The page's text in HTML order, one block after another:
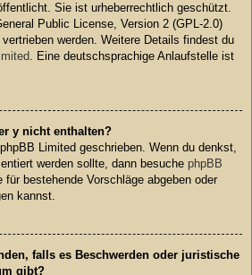
Sie ist urheberrechtlich geschützt.
Public License, Version 2 (GPL-2.0)
werden. Weitere Details findest du
. Eine deutschsprachige Anlaufstelle ist
y nicht enthalten?
Limited geschrieben. Wenn du denkst,
werden sollte, dann besuche phpBB
für bestehende Vorschläge abgeben oder
kannst.
falls es Beschwerden oder juristische
gibt?